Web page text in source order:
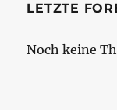
LETZTE
Noch keine